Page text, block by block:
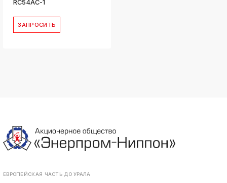
RC54AC-1
ЗАПРОСИТЬ
ЕВРОПЕЙСКАЯ ЧАСТЬ ДО УРАЛА